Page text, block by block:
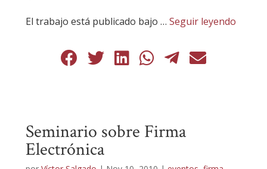
El trabajo está publicado bajo … Seguir leyendo
Seminario sobre Firma
Electrónica